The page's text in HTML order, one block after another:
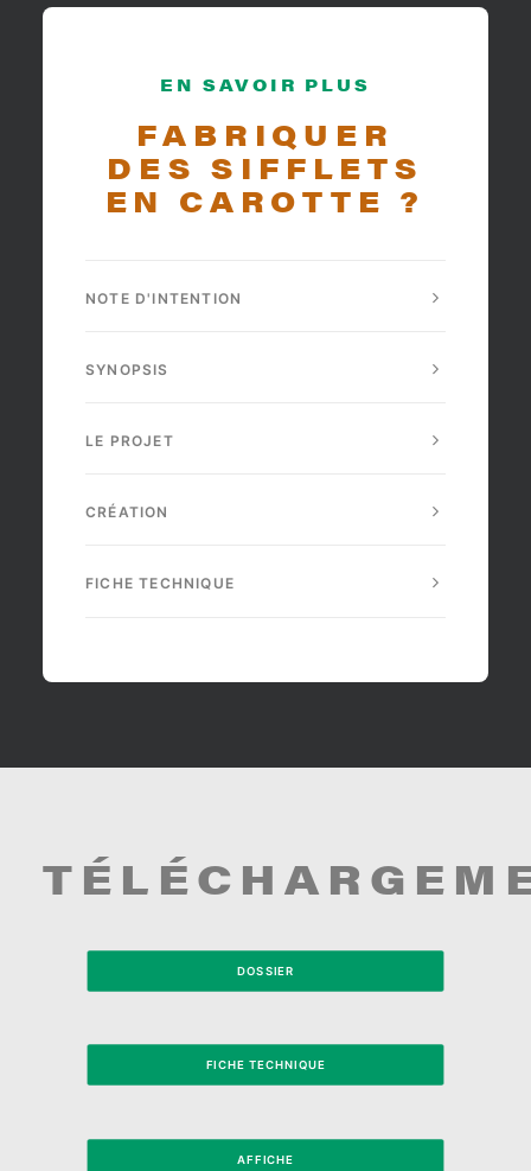
EN SAVOIR PLUS
FABRIQUER
DES SIFFLETS
EN CAROTTE ?
NOTE D'INTENTION
SYNOPSIS
LE PROJET
CRÉATION
FICHE TECHNIQUE
DOSSIER
FICHE TECHNIQUE
AFFICHE